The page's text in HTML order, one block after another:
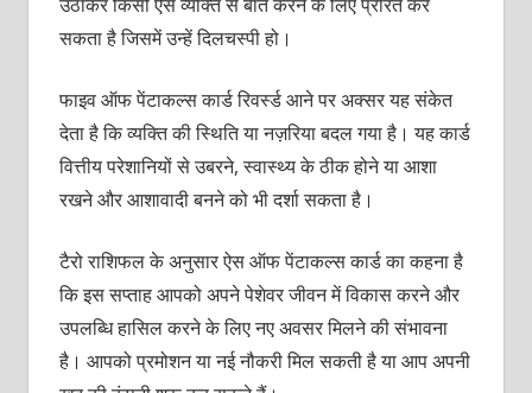
सकता है जिसमें उन्‍हें दिलचस्‍पी हो।
फाइव ऑफ पेंटाकल्‍स कार्ड रिवर्स्‍ड आने पर अक्‍सर यह संकेत
देता है कि व्‍यक्‍ति की स्थिति या नज़रिया बदल गया है। यह कार्ड
वित्तीय परेशानियों से उबरने, स्‍वास्‍थ्‍य के ठीक होने या आशा
रखने और आशावादी बनने को भी दर्शा सकता है।
टैरो राशिफल के अनुसार ऐस ऑफ पेंटाकल्‍स कार्ड का कहना है
कि इस सप्‍ताह आपको अपने पेशेवर जीवन में विकास करने और
उपलब्धि हासिल करने के लिए नए अवसर मिलने की संभावना
है। आपको प्रमोशन या नई नौकरी मिल सकती है या आप अपनी